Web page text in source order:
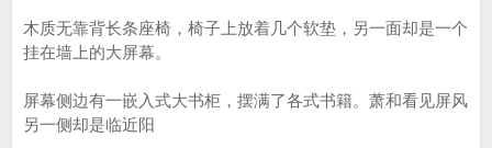
木质无靠背长条座椅，椅子上放着几个软垫，另一面却是一个
挂在墙上的大屏幕。
屏幕侧边有一嵌入式大书柜，摆满了各式书籍。萧和看见屏风
另一侧却是临近阳